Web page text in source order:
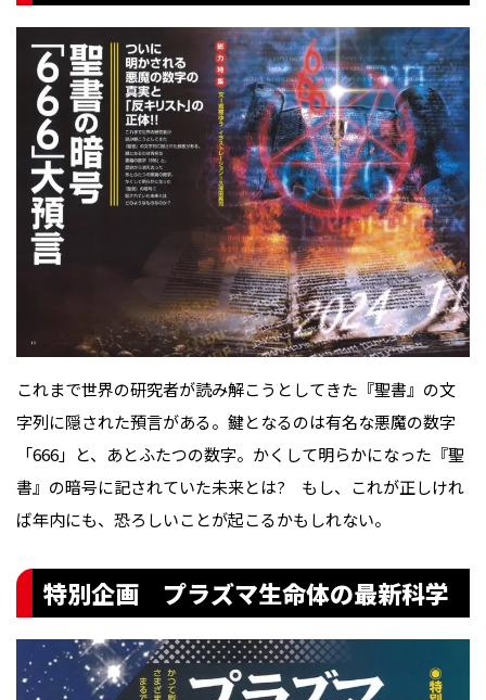
これまで世界の研究者が読み解こうとしてきた『聖書』の文
字列に隠された預言がある。鍵となるのは有名な悪魔の数字
「666」と、あとふたつの数字。かくして明らかになった『聖
書』の暗号に記されていた未来とは? もし、これが正しけれ
ば年内にも、恐ろしいことが起こるかもしれない。
特別企画 プラズマ生命体の最新科学